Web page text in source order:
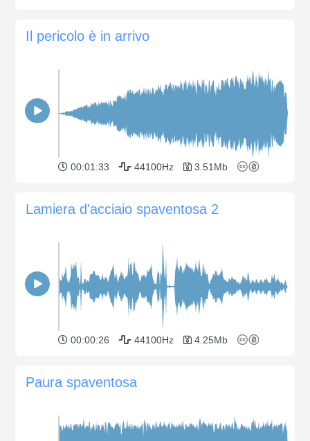
Il pericolo è in arrivo
00:01:33 44100Hz 3.51Mb
Lamiera d'acciaio spaventosa 2
00:00:26 44100Hz 4.25Mb
Paura spaventosa